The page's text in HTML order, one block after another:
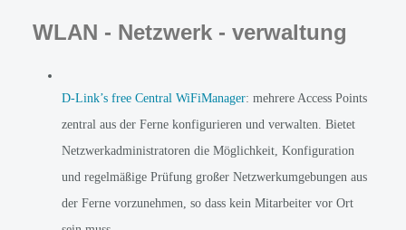
WLAN - Netzwerk - verwaltung
D-Link’s free Central WiFiManager: mehrere Access Points
zentral aus der Ferne konfigurieren und verwalten. Bietet
Netzwerkadministratoren die Möglichkeit, Konfiguration
und regelmäßige Prüfung großer Netzwerkumgebungen aus
der Ferne vorzunehmen, so dass kein Mitarbeiter vor Ort